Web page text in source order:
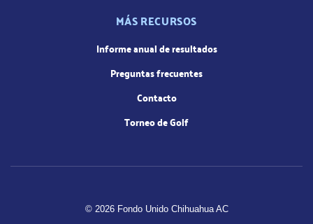
MÁS RECURSOS
Informe anual de resultados
Preguntas frecuentes
Contacto
Torneo de Golf
© 2026 Fondo Unido Chihuahua AC